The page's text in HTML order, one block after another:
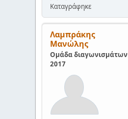
Καταγράφηκε
Λαμπράκης
Μανώλης
Ομάδα διαγωνισμάτων
2017